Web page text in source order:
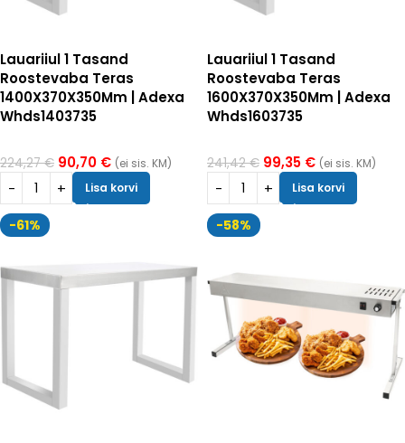
Lauariiul 1 Tasand
Roostevaba Teras
1400X370X350Mm | Adexa
Whds1403735
224,27€ 90,70 € (ei sis. KM)
Lisa korvi
Lauariiul 1 Tasand
Roostevaba Teras
1600X370X350Mm | Adexa
Whds1603735
241,42€ 99,35 € (ei sis. KM)
Lisa korvi
-61% -58%